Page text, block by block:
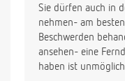
Sie dürfen auch in
nehmen- am
Beschwerden
ansehen- eine
haben ist